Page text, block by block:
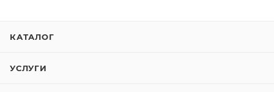
КАТАЛОГ
УСЛУГИ